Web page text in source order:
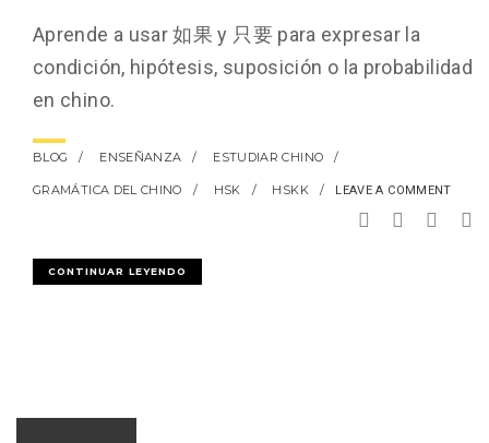
Aprende a usar 如果 y 只要 para expresar la
condición, hipótesis, suposición o la probabilidad
en chino.
BLOG ENSEÑANZA ESTUDIAR CHINO
GRAMÁTICA DEL CHINO HSK HSKK LEAVE A COMMENT
CONTINUAR LEYENDO